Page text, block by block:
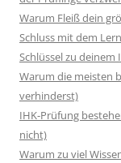
Warum Fleiß dein
Schluss mit dem
Schlüssel zu deinem
Warum die meisten
verhinderst)
IHK-Prüfung
nicht)
Warum zu viel